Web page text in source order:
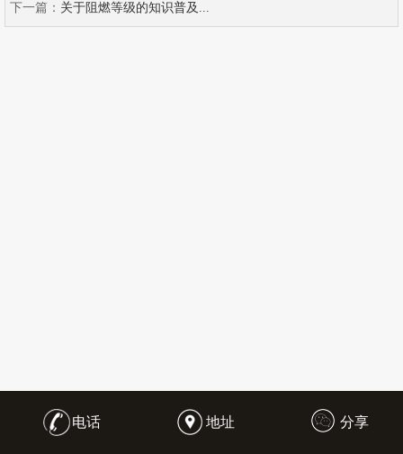
下一篇： 关于阻燃等级的知识普及...
电话 地址 分享